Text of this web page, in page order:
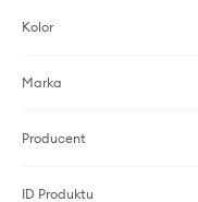
Kolor
Marka
Producent
ID Produktu